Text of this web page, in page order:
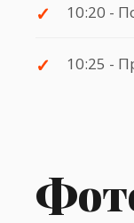
10:20 -
10:25 -